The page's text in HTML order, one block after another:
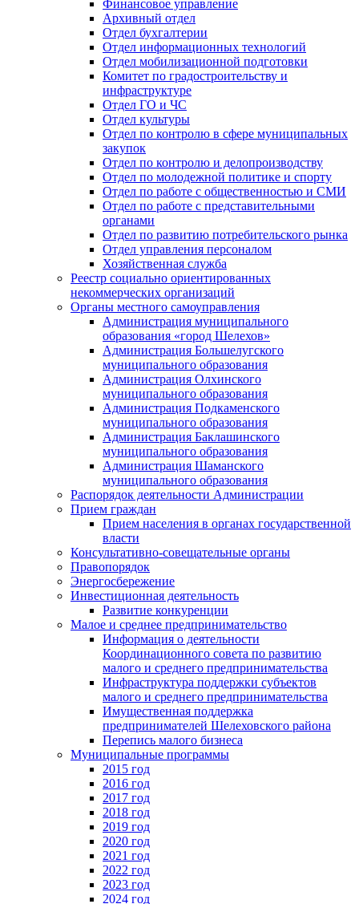
Финансовое управление
Архивный отдел
Отдел бухгалтерии
Отдел информационных технологий
Отдел мобилизационной подготовки
Комитет по градостроительству и
инфраструктуре
Отдел ГО и ЧС
Отдел культуры
Отдел по контролю в сфере муниципальных
закупок
Отдел по контролю и делопроизводству
Отдел по молодежной политике и спорту
Отдел по работе с общественностью и СМИ
Отдел по работе с представительными
органами
Отдел по развитию потребительского рынка
Отдел управления персоналом
Хозяйственная служба
Реестр социально ориентированных
некоммерческих организаций
Органы местного самоуправления
Администрация муниципального
образования «город Шелехов»
Администрация Большелугского
муниципального образования
Администрация Олхинского
муниципального образования
Администрация Подкаменского
муниципального образования
Администрация Баклашинского
муниципального образования
Администрация Шаманского
муниципального образования
Распорядок деятельности Администрации
Прием граждан
Прием населения в органах государственной
власти
Консультативно-совещательные органы
Правопорядок
Энергосбережение
Инвестиционная деятельность
Развитие конкуренции
Малое и среднее предпринимательство
Информация о деятельности
Координационного совета по развитию
малого и среднего предпринимательства
Инфраструктура поддержки субъектов
малого и среднего предпринимательства
Имущественная поддержка
предпринимателей Шелеховского района
Перепись малого бизнеса
Муниципальные программы
2015 год
2016 год
2017 год
2018 год
2019 год
2020 год
2021 год
2022 год
2023 год
2024 год